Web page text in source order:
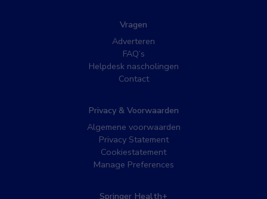
Vragen
Adverteren
FAQ’s
Helpdesk nascholingen
Contact
Privacy & Voorwaarden
Algemene voorwaarden
Privacy Statement
Cookiestatement
Manage Preferences
Springer Health+